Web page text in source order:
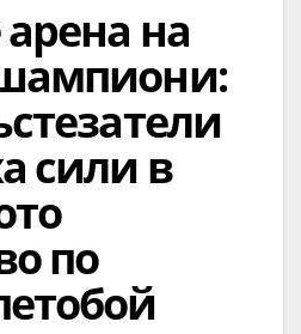
на
сили в
по